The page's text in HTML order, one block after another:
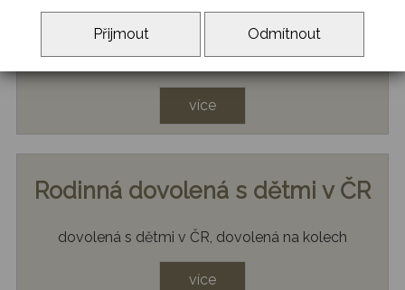
Praktické informace
více
Rodinná dovolená s dětmi v ČR
dovolená s dětmi v ČR, dovolená na kolech
více
Přijmout Odmítnout